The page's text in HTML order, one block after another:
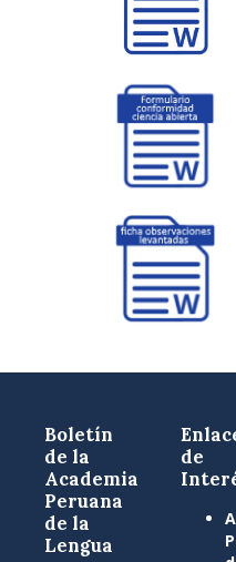
Boletín
de la
Academia
Peruana
de la
Lengua
de